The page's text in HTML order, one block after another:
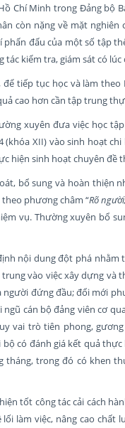
Chí Minh trong Đảng bộ
còn nặng về mặt
phấn đấu của một số tập
tác kiểm tra, giám sát có
để tiếp tục học và làm
cao hơn cần tập trung
xuyên đưa việc học
(khóa XII) vào sinh hoạt
hiện sinh hoạt chuyên đề
bổ sung và hoàn thiện
phương châm “Rõ
vụ. Thường xuyên bổ
nội dung đột phá nhằm
vào việc xây dựng và
người đứng đầu; đổi mới
ngũ cán bộ đảng viên cơ
vai trò tiên phong,
bộ có đánh giá kết quả
tháng, trong đó có khen
tốt công tác cải cách
lối làm việc, nâng cao chất